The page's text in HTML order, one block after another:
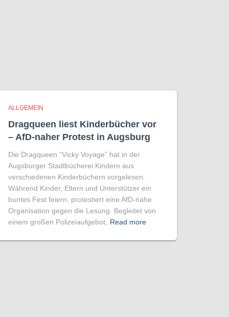
ALLGEMEIN
Dragqueen liest Kinderbücher vor
– AfD-naher Protest in Augsburg
Die Dragqueen “Vicky Voyage” hat in der
Augsburger Stadtbücherei Kindern aus
verschiedenen Kinderbüchern vorgelesen.
Während Kinder, Eltern und Unterstützer ein
buntes Fest feiern, protestiert eine AfD-nahe
Organisation gegen die Lesung. Begleitet von
einem großen Polizeiaufgebot, Read more